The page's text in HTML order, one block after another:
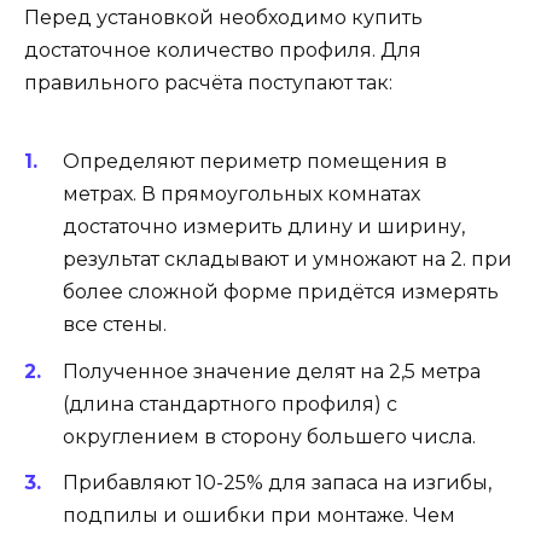
Перед установкой необходимо купить
достаточное количество профиля. Для
правильного расчёта поступают так:
Определяют периметр помещения в
метрах. В прямоугольных комнатах
достаточно измерить длину и ширину,
результат складывают и умножают на 2. при
более сложной форме придётся измерять
все стены.
Полученное значение делят на 2,5 метра
(длина стандартного профиля) с
округлением в сторону большего числа.
Прибавляют 10-25% для запаса на изгибы,
подпилы и ошибки при монтаже. Чем